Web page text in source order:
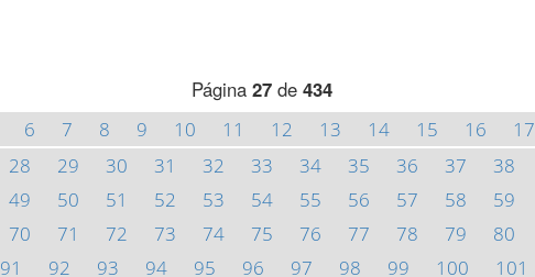
Página 27 de 434
6 7 8 9 10 11 12 13 14 15 16 17
28 29 30 31 32 33 34 35 36 37 38
49 50 51 52 53 54 55 56 57 58 59
70 71 72 73 74 75 76 77 78 79 80
91 92 93 94 95 96 97 98 99 100 101